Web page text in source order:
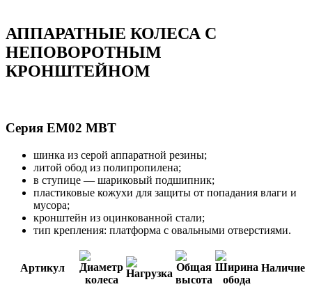
АППАРАТНЫЕ КОЛЕСА С
НЕПОВОРОТНЫМ
КРОНШТЕЙНОМ
Серия EM02 MBT
шинка из серой аппаратной резины;
литой обод из полипропилена;
в ступице — шариковый подшипник;
пластиковые кожухи для защиты от попадания влаги и
мусора;
кронштейн из оцинкованной стали;
тип крепления: платформа с овальными отверстиями.
Артикул Наличие